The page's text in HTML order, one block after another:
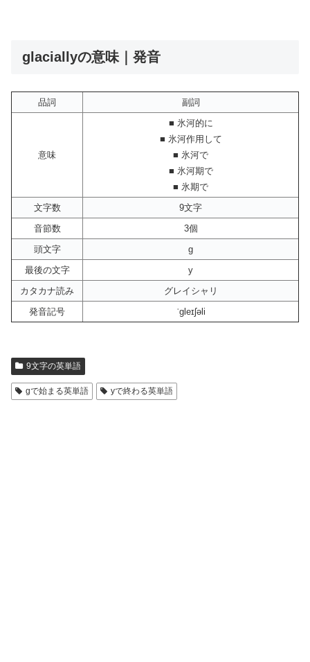
glaciallyの意味｜発音
品詞 副詞
意味
■ 氷河的に
■ 氷河作用して
■ 氷河で
■ 氷河期で
■ 氷期で
文字数
9文字
音節数
3個
頭文字
g
最後の文字
y
カタカナ読み
グレイシャリ
発音記号
ˈgleɪʃəli
9文字の英単語
gで始まる英単語 yで終わる英単語